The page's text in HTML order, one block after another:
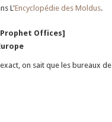
L'Encyclopédie des Moldus.
Offices]
on sait que les bureaux de